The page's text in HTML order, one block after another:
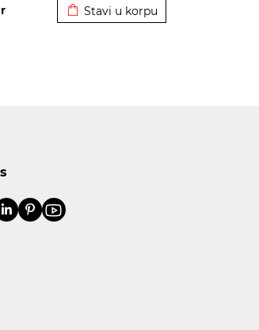
Stavi u korpu